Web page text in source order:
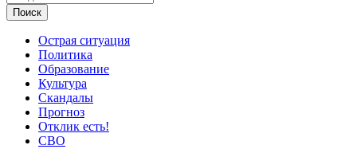
Острая ситуация
Политика
Образование
Культура
Скандалы
Прогноз
Отклик есть!
СВО